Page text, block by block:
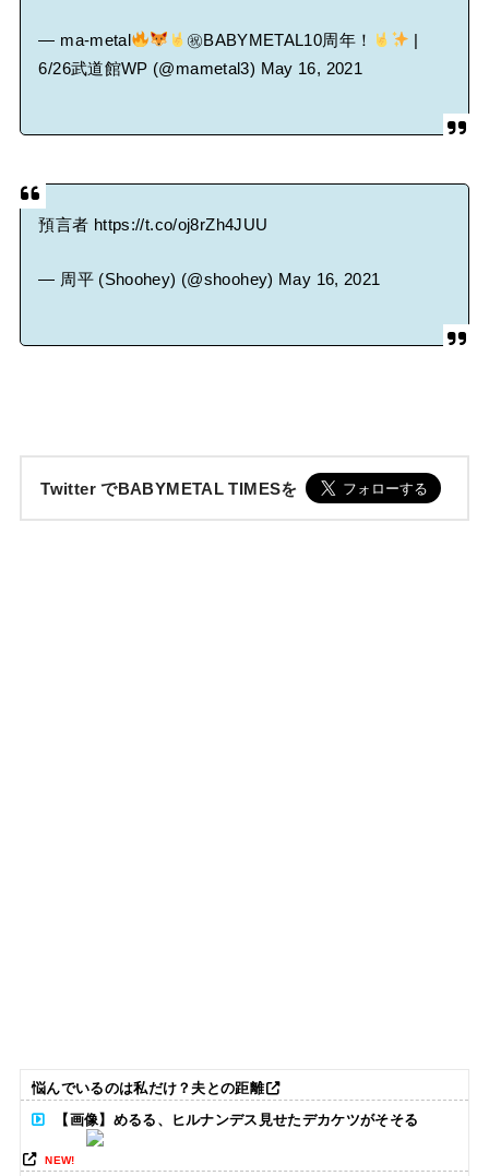
— ma-metal ㊗BABYMETAL10周年！
|
6/26武道館WP (@mametal3) May 16, 2021
預言者 https://t.co/oj8rZh4JUU
— 周平 (Shoohey) (@shoohey) May 16, 2021
Twitter でBABYMETAL TIMESを
悩んでいるのは私だけ？夫との距離
【画像】めるる、ヒルナンデス見せたデカケツがそそる
NEW!